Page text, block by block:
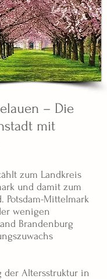
– Die
mit
zum Landkreis
und damit zum
Potsdam-Mittelmark
wenigen
Brandenburg
der Altersstruktur in